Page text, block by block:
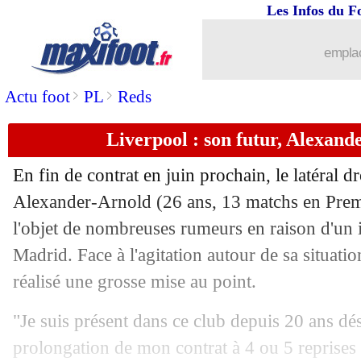
Actu foot> PL > Reds
Les Infos du
Liverpool : son futur,
En fin de contrat en juin prochain, le latéral
Alexander-Arnold (26 ans, 13 matchs en
l'objet de nombreuses rumeurs en raison d'un
Madrid. Face à l'agitation autour de sa
réalisé une grosse mise au point.
"Je suis présent dans ce club depuis 20 ans
prolongation de mon contrat à 4 ou 5 reprises
: Newcastle corrige Leicester
14/12 Ang.: Arsenal encore freiné
14/12 All.: Terrier buteur, Leverkusen
14/12 Barça: un accord avec Tah
14/12 Ita. : dixième victoire de suite pour
14/12 Nice: plusieurs mois d'absence pour
L1 : Marseille-Lille, les compos